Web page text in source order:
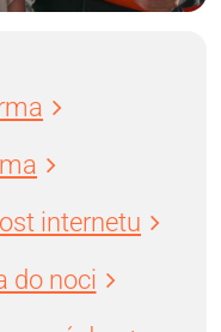
internetu
do noci